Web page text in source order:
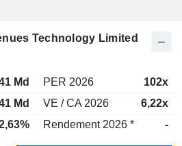
Technology Limited
Md PER 2026
102x
Md VE / CA 2026
6,22x
Rendement 2026 * -